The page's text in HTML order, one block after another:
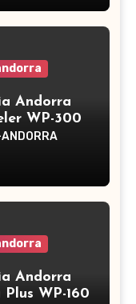
asiática
Andorra
WP-300
Andorra
WP-160